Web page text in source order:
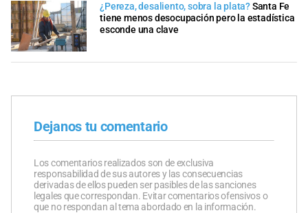
¿Pereza, desaliento, sobra la plata?Santa Fe
tiene menos desocupación pero la estadística
esconde una clave
Dejanos tu comentario
Los comentarios realizados son de exclusiva
responsabilidad de sus autores y las consecuencias
derivadas de ellos pueden ser pasibles de las sanciones
legales que correspondan. Evitar comentarios ofensivos o
que no respondan al tema abordado en la información.